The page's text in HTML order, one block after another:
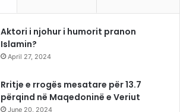
Aktori i njohur i humorit pranon
Islamin?
April 27, 2024
Rritje e rrogës mesatare për 13.7
përqind në Maqedoninë e Veriut
June 20, 2024